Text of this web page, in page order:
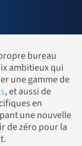
bureau
ambitieux qui
une gamme de
, et aussi de
en
une nouvelle
de zéro pour la